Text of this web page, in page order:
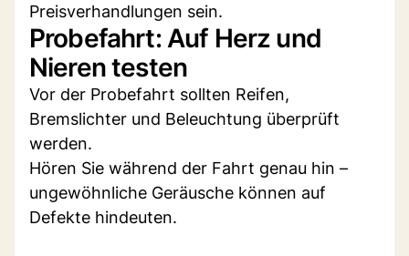
Preisverhandlungen sein.
Probefahrt: Auf Herz und
Nieren testen
Vor der Probefahrt sollten Reifen,
Bremslichter und Beleuchtung überprüft
werden.
Hören Sie während der Fahrt genau hin –
ungewöhnliche Geräusche können auf
Defekte hindeuten.